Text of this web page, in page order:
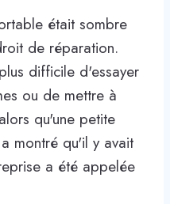
était sombre
de réparation.
difficile d'essayer
ou de mettre à
qu'une petite
montré qu'il y avait
a été appelée